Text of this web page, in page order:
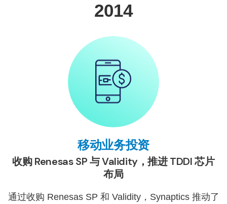
2014
移动业务投资
收购 Renesas SP 与 Validity，推进 TDDI 芯片
布局
通过收购 Renesas SP 和 Validity，Synaptics 推动了